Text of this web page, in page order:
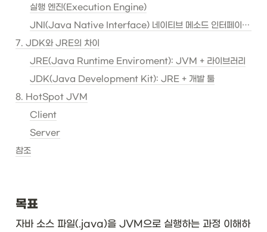
실행 엔진(Execution Engine)
JNI(Java Native Interface) 네이티브 메소드 인터페이스 & 라이브러리
7. JDK와 JRE의 차이
JRE(Java Runtime Enviroment): JVM + 라이브러리
JDK(Java Development Kit): JRE + 개발 툴
8. HotSpot JVM
Client
Server
참조
목표
자바 소스 파일(.java)을 JVM으로 실행하는 과정 이해하